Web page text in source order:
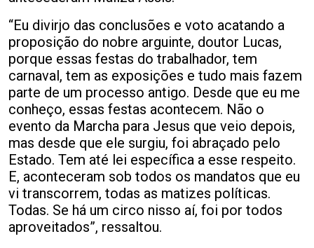
“Eu divirjo das conclusões e voto acatando a
proposição do nobre arguinte, doutor Lucas,
porque essas festas do trabalhador, tem
carnaval, tem as exposições e tudo mais fazem
parte de um processo antigo. Desde que eu me
conheço, essas festas acontecem. Não o
evento da Marcha para Jesus que veio depois,
mas desde que ele surgiu, foi abraçado pelo
Estado. Tem até lei específica a esse respeito.
E, aconteceram sob todos os mandatos que eu
vi transcorrem, todas as matizes políticas.
Todas. Se há um circo nisso aí, foi por todos
aproveitados”, ressaltou.